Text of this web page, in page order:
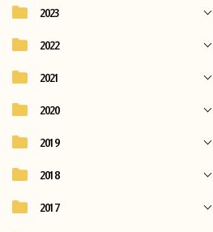
2023
2022
2021
2020
2019
2018
2017